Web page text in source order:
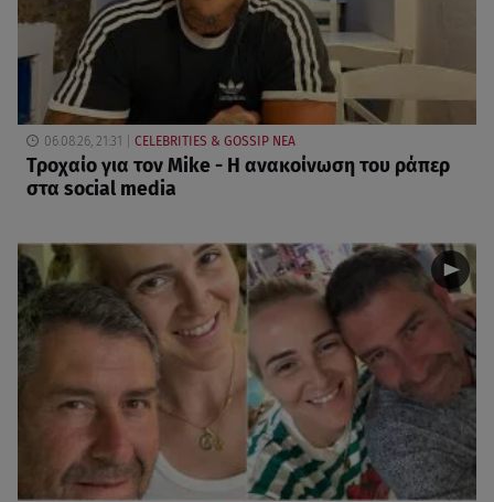
06.08.26, 21:31 CELEBRITIES & GOSSIP ΝΕΑ
Τροχαίο για τον Mike - Η ανακοίνωση του ράπερ
στα social media